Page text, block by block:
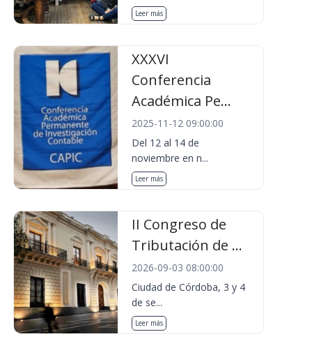
Leer más
XXXVI
Conferencia
Académica Pe...
2025-11-12 09:00:00
Del 12 al 14 de
noviembre en n...
Leer más
II Congreso de
Tributación de ...
2026-09-03 08:00:00
Ciudad de Córdoba, 3 y 4
de se...
Leer más